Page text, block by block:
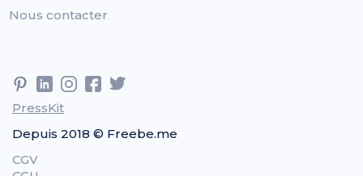
Nous contacter
PressKit
Depuis 2018 © Freebe.me
CGV